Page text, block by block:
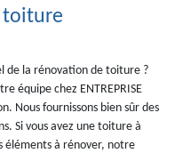
toiture
de la rénovation de toiture ?
équipe chez ENTREPRISE
Nous fournissons bien sûr des
Si vous avez une toiture à
éléments à rénover, notre